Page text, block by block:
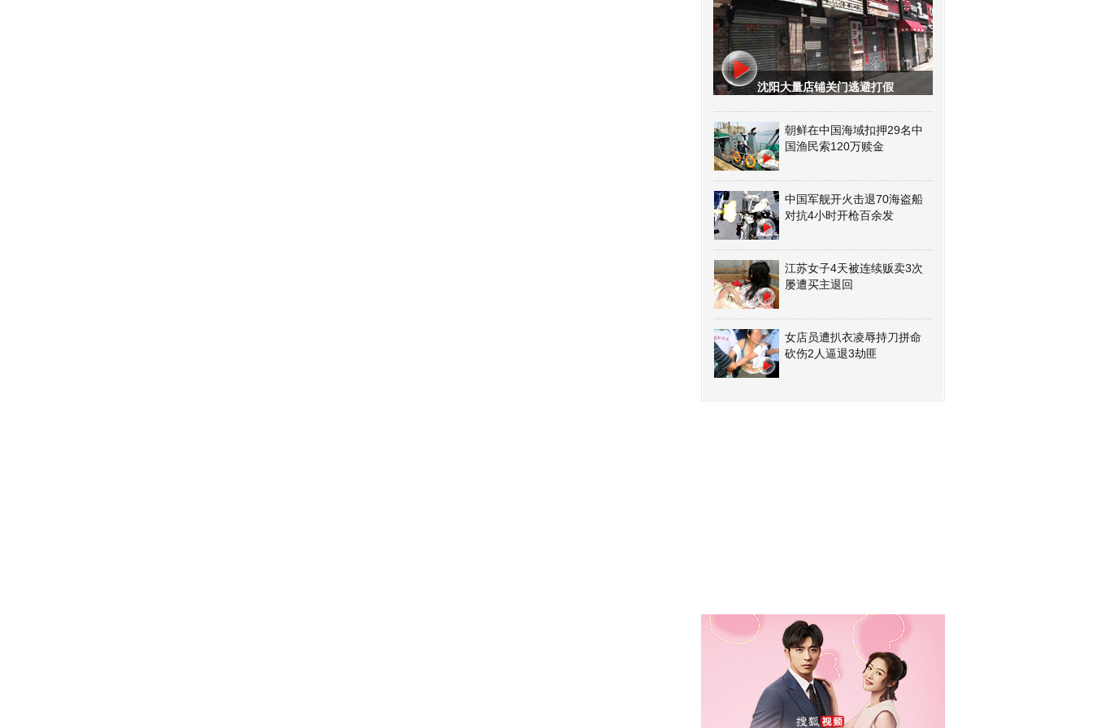
沈阳大量店铺关门逃避打假
朝鲜在中国海域扣押29名中
国渔民索120万赎金
中国军舰开火击退70海盗船
对抗4小时开枪百余发
江苏女子4天被连续贩卖3次
屡遭买主退回
女店员遭扒衣凌辱持刀拼命
砍伤2人逼退3劫匪